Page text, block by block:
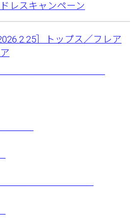
レスキャンペーン
］トップス／フレア